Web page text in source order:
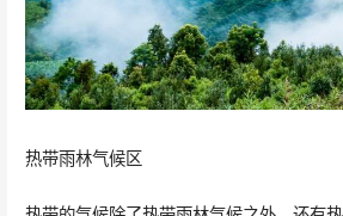
热带雨林气候区